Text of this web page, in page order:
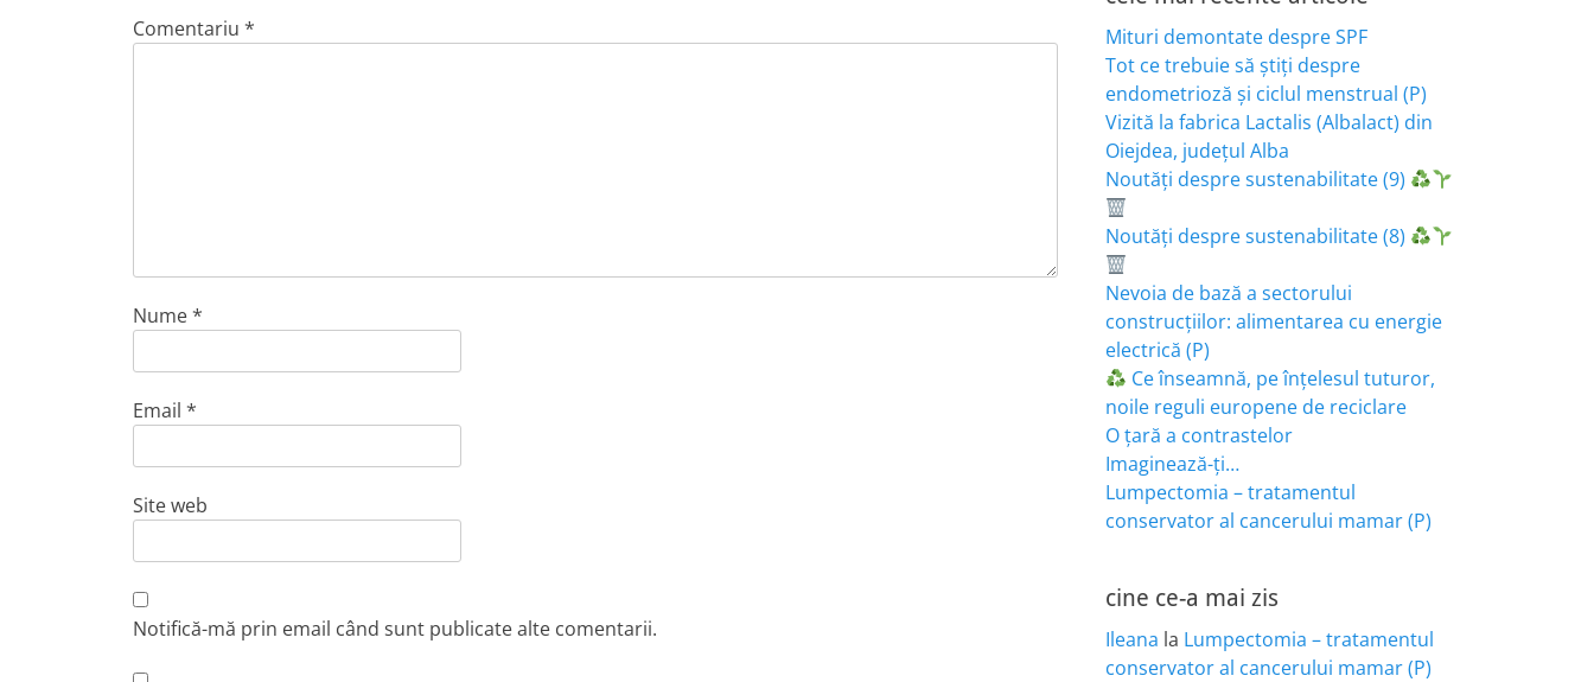
Comentariu *
Nume*
Email *
Site web
Notifică-mă prin email când sunt publicate alte comentarii.
Mituri demontate despre SPF
Tot ce trebuie să știți despre
endometrioză și ciclul menstrual (P)
Vizită la fabrica Lactalis (Albalact) din
Oiejdea, județul Alba
Noutăți despre sustenabilitate (9)
Noutăți despre sustenabilitate (8)
Nevoia de bază a sectorului
construcțiilor: alimentarea cu energie
electrică (P)
Ce înseamnă, pe înțelesul tuturor,
noile reguli europene de reciclare
O țară a contrastelor
Imaginează-ți…
Lumpectomia – tratamentul
conservator al cancerului mamar (P)
cine ce-a mai zis
Ileana la Lumpectomia – tratamentul
conservator al cancerului mamar (P)